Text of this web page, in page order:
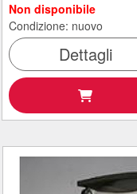
Non disponibile
Condizione: nuovo
Dettagli